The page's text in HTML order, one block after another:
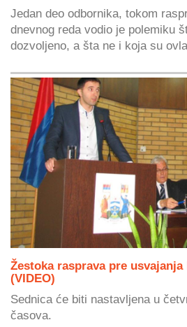
Jedan deo odbornika, tokom
dnevnog reda vodio je polemiku
dozvoljeno, a šta ne i koja su
Žestoka rasprava pre
(VIDEO)
Sednica će biti nastavljena u
časova.